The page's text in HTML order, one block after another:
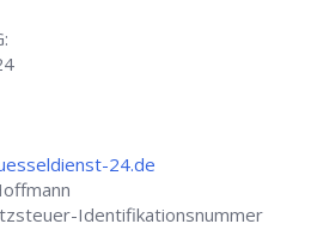
24.de
Identifikationsnummer